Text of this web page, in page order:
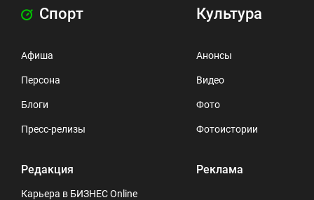
Спорт
Афиша
Персона
Блоги
Пресс-релизы
Редакция
Карьера в БИЗНЕС Online
Культура
Анонсы
Видео
Фото
Фотоистории
Реклама